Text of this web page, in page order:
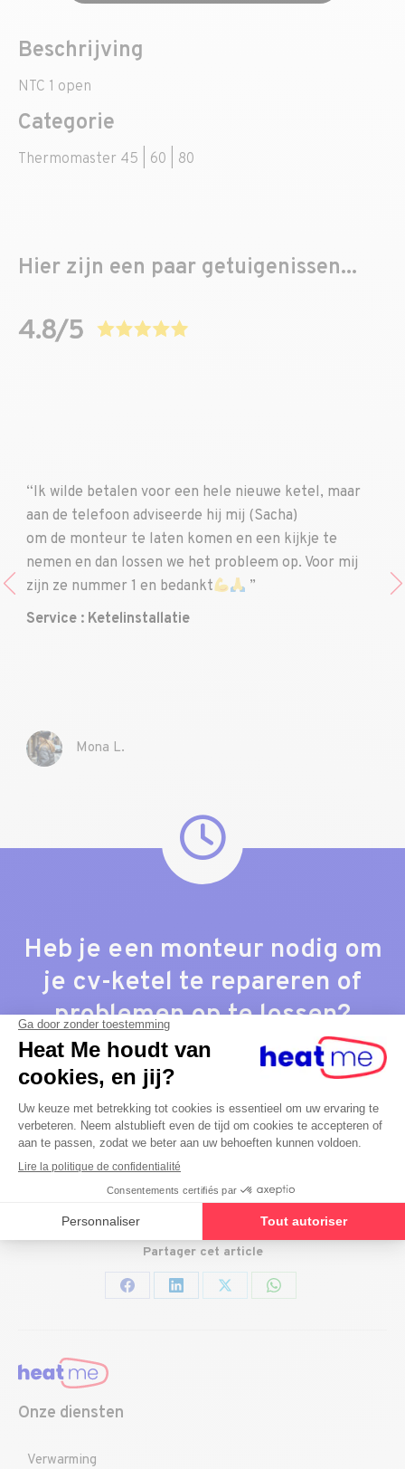
Beschrijving
NTC 1 open
Categorie
Thermomaster 45 | 60 | 80
Hier zijn een paar getuigenissen...
Mona L.
“Ik wilde betalen voor een hele nieuwe ketel, maar
aan de telefoon adviseerde hij mij (Sacha)
om de monteur te laten komen en een kijkje te
nemen en dan lossen we het probleem op. Voor mij
zijn ze nummer 1 en bedankt
”
Service : Ketelinstallatie
Heb je een monteur nodig om
je cv-ketel te repareren of
problemen op te lossen?
Daar zijn we voor
Maak nu een afspraak en kom weer tot rust.
Ik heb een storingsdienst nodig
Partager cet article
Deel
Deel
Deel
Deel
Onze diensten
Verwarming